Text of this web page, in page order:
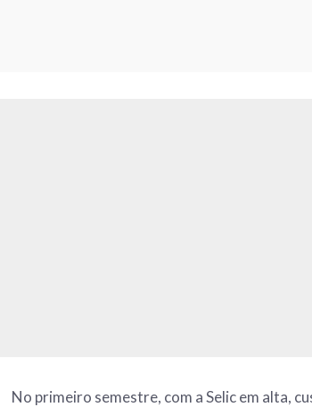
No primeiro semestre, com a Selic em alta,